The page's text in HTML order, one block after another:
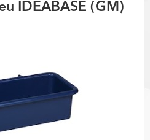
IDEABASE (GM)